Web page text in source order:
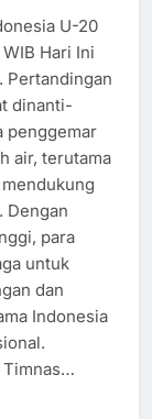
U-20
Hari Ini
Pertandingan
dinanti-
penggemar
air, terutama
Dengan
para
untuk
dan
Indonesia
Timnas…